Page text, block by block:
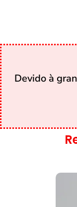
Devido à